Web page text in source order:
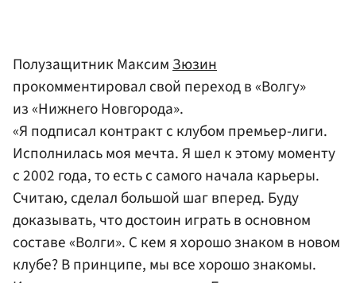
Полузащитник МаксимЗюзин
прокомментировал свой переход в «Волгу»
из «Нижнего Новгорода».
«Я подписал контракт с клубом премьер-лиги.
Исполнилась моя мечта. Я шел к этому моменту
с 2002 года, то есть с самого начала карьеры.
Считаю, сделал большой шаг вперед. Буду
доказывать, что достоин играть в основном
составе «Волги». С кем я хорошо знаком в новом
клубе? В принципе, мы все хорошо знакомы.